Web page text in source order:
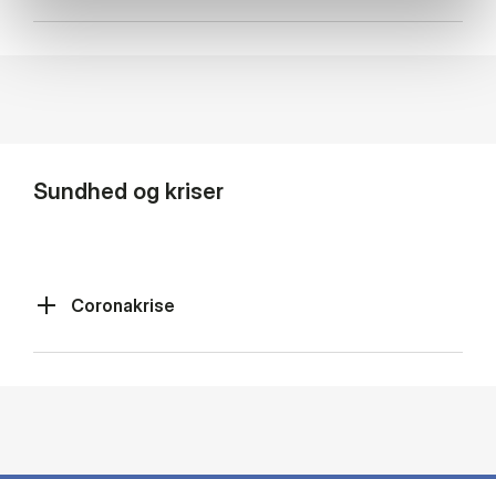
Sundhed og kriser
Coronakrise